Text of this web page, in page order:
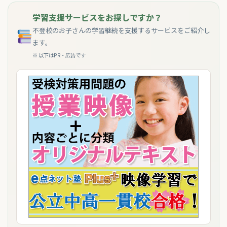
学習支援サービスをお探しですか？
不登校のお子さんの学習継続を支援するサービスをご紹介し
ます。
※ 以下はPR・広告です